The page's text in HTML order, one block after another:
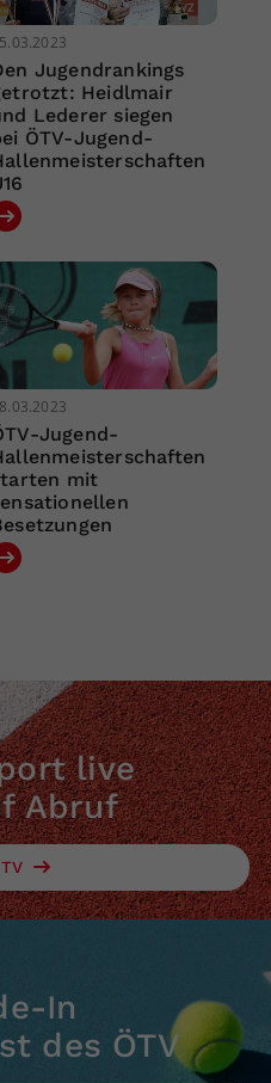
Jugendrankings
Heidlmair
Lederer siegen
ÖTV-Jugend-
Jugend-
mit
live
Abruf
In
des ÖTV